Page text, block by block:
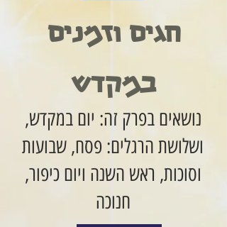
חגים וזמנים
במקדש
נושאים בפרק זה: יום במקדש,
ושלושת הרגלים: פסח, שבועות
וסוכות, ראש השנה ויום כיפור,
חנוכה